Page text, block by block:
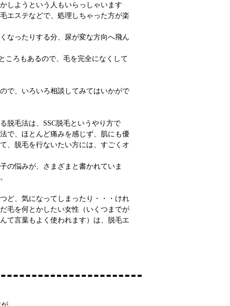
しようという人もいらっしゃいます
エステなどで、処理しちゃった方が楽
なったりする分、尿が変な方向へ飛ん
ころもあるので、毛を完全になくして
で、いろいろ相談してみてはいかがで
脱毛法は、SSC脱毛というやり方で
で、ほとんど痛みを感じず、肌にも優
、脱毛を行ないたい方には、すごくオ
の悩みが、さまざまと書かれていま
ど、気になってしまったり・・・けれ
毛を何とかしたい女性（いくつまでが
て言葉もよく使われます）は、脱毛エ